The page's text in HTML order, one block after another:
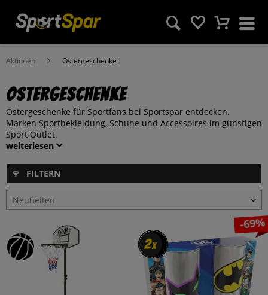
Aktionen Ostergeschenke
Ostergeschenke
Ostergeschenke für Sportfans bei Sportspar entdecken.
Marken Sportbekleidung, Schuhe und Accessoires im günstigen
Sport Outlet.
weiterlesen
FILTERN
2x
2x
-69%